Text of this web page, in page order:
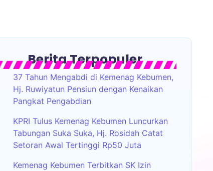
Berita Terpopuler
37 Tahun Mengabdi di Kemenag Kebumen,
Hj. Ruwiyatun Pensiun dengan Kenaikan
Pangkat Pengabdian
KPRI Tulus Kemenag Kebumen Luncurkan
Tabungan Suka Suka, Hj. Rosidah Catat
Setoran Awal Tertinggi Rp50 Juta
Kemenag Kebumen Terbitkan SK Izin